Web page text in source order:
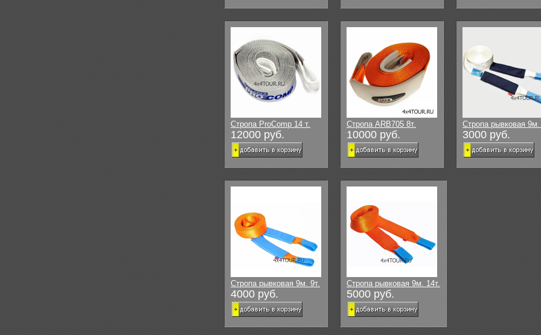
Стропа ProComp 14 т.
12000 руб.
Стропа ARB705 8т.
10000 руб.
Стропа рывковая 9м.
3000 руб.
Стропа рывковая 9м. 9т.
4000 руб.
Стропа рывковая 9м. 14т.
5000 руб.